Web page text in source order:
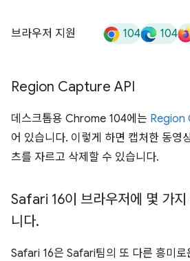
브라우저 지원 104 104
Region Capture API
데스크톱용 Chrome 104에는 Region
어 있습니다. 이렇게 하면 캡처한 동영
츠를 자르고 삭제할 수 있습니다.
Safari 16이 브라우저에 몇 가
니다.
Safari 16은 Safari팀의 또 다른 흥미로